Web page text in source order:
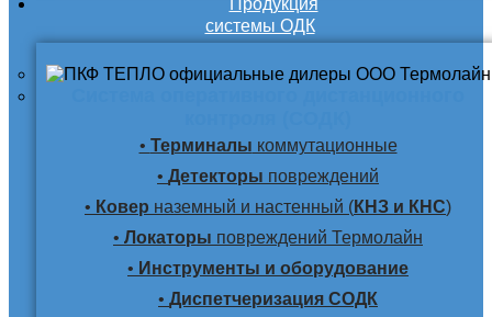
системы ОДК
• Терминалы коммутационные
• Детекторы повреждений
• Ковер наземный и настенный (КНЗ и КНС)
• Локаторы повреждений Термолайн
• Инструменты и оборудование
• Диспетчеризация СОДК